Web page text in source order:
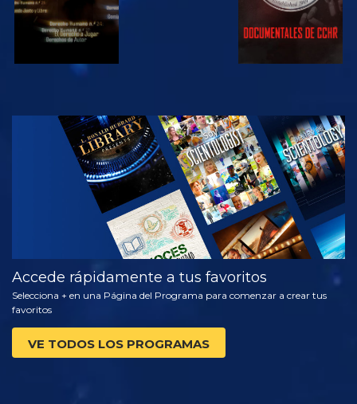
VE
EXPLORA LAS
SERIES
Accede rápidamente a tus favoritos
Selecciona + en una Página del Programa para comenzar a crear tus
favoritos
VE TODOS LOS PROGRAMAS